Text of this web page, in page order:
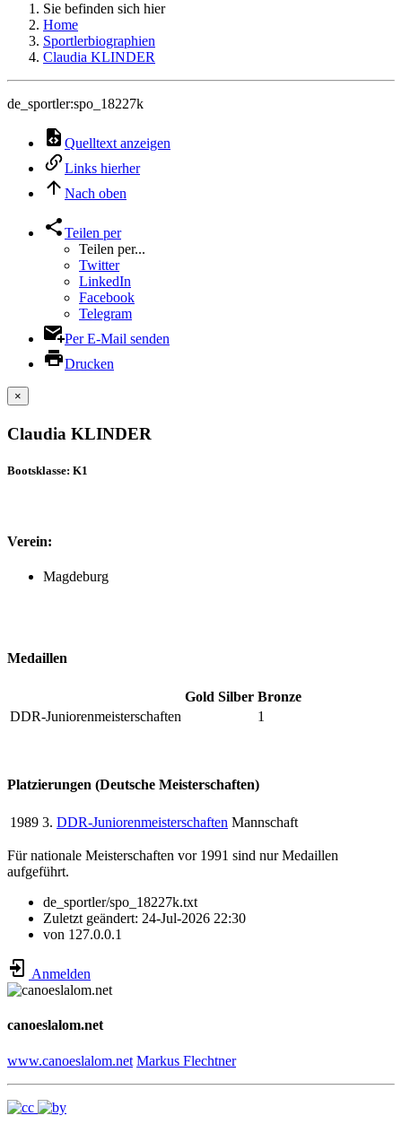
Sie befinden sich hier
Home
Sportlerbiographien
Claudia KLINDER
de_sportler:spo_18227k
Quelltext anzeigen
Links hierher
Nach oben
Teilen per
Teilen per...
Twitter
LinkedIn
Facebook
Telegram
Per E-Mail senden
Drucken
×
Claudia KLINDER
Bootsklasse: K1
Verein:
Magdeburg
Medaillen
Gold Silber Bronze
DDR-Juniorenmeisterschaften
1
Platzierungen (Deutsche Meisterschaften)
1989 3. DDR-Juniorenmeisterschaften Mannschaft
Für nationale Meisterschaften vor 1991 sind nur Medaillen
aufgeführt.
de_sportler/spo_18227k.txt
Zuletzt geändert: 24-Jul-2026 22:30
von 127.0.0.1
Anmelden
canoeslalom.net
www.canoeslalom.net Markus Flechtner